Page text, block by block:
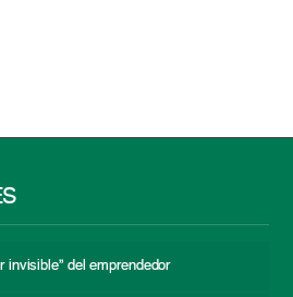
invisible” del emprendedor